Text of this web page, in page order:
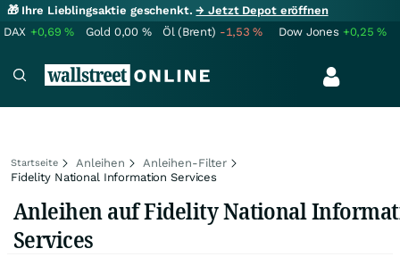
🎁 Ihre Lieblingsaktie geschenkt.→ Jetzt Depot eröffnen
DAX +0,69% Gold 0,00 % Öl (Brent) -1,53% Dow Jones +0,25%
Startseite Anleihen
Anleihen-Filter
Fidelity National Information Services
Anleihen auf Fidelity National
Services